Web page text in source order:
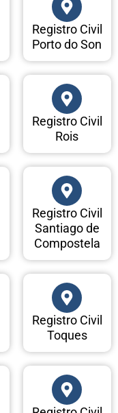
Registro Civil
Porto do Son
Registro Civil
Rois
Registro Civil
Santiago de
Compostela
Registro Civil
Toques